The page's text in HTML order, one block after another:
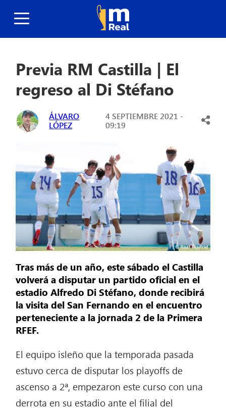
Previa RM Castilla | El
regreso al Di Stéfano
ÁLVARO
LÓPEZ
4 SEPTIEMBRE 2021 -
09:19
Tras más de un año, este sábado el Castilla
volverá a disputar un partido oficial en el
estadio Alfredo Di Stéfano, donde recibirá
la visita del San Fernando en el encuentro
perteneciente a la jornada 2 de la Primera
RFEF.
El equipo isleño que la temporada pasada
estuvo cerca de disputar los playoffs de
ascenso a 2ª, empezaron este curso con una
derrota en su estadio ante el filial del